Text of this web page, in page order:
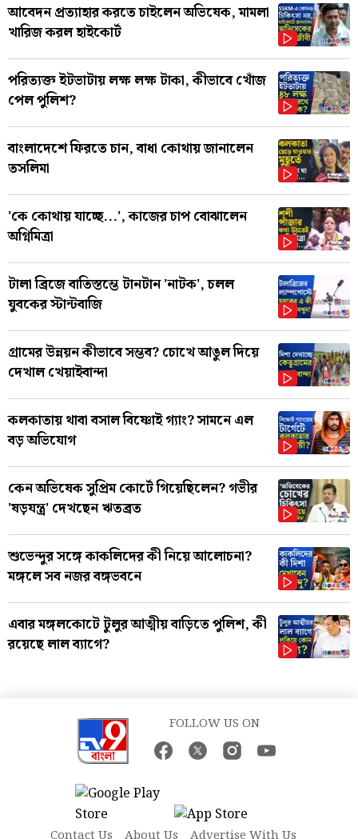
আবেদন প্রত্যাহার করতে চাইলেন অভিষেক, মামলা
খারিজ করল হাইকোর্ট
পরিত্যক্ত ইটভাটায় লক্ষ লক্ষ টাকা, কীভাবে খোঁজ
পেল পুলিশ?
বাংলাদেশে ফিরতে চান, বাধা কোথায় জানালেন
তসলিমা
'কে কোথায় যাচ্ছে...', কাজের চাপ বোঝালেন
অগ্নিমিত্রা
টালা ব্রিজে বাতিস্তম্ভে টানটান 'নাটক', চলল
যুবকের স্টান্টবাজি
গ্রামের উন্নয়ন কীভাবে সম্ভব? চোখে আঙুল দিয়ে
দেখাল খেয়াইবান্দা
কলকাতায় থাবা বসাল বিষ্ণোই গ্যাং? সামনে এল
বড় অভিযোগ
কেন অভিষেক সুপ্রিম কোর্টে গিয়েছিলেন? গভীর
'ষড়যন্ত্র' দেখছেন ঋতব্রত
শুভেন্দুর সঙ্গে কাকলিদের কী নিয়ে আলোচনা?
মঙ্গলে সব নজর বঙ্গভবনে
এবার মঙ্গলকোটে টুলুর আত্মীয় বাড়িতে পুলিশ, কী
রয়েছে লাল ব্যাগে?
FOLLOW US ON